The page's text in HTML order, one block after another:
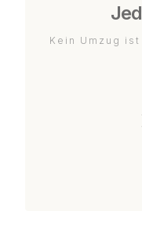
Kein Umzug